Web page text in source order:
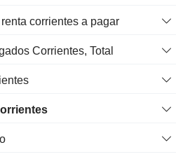
corrientes a pagar
Corrientes, Total